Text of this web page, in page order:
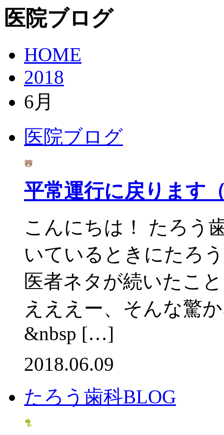
医院ブログ
HOME
2018
6月
医院ブログ
平常運行に戻ります
こんにちは！ たろう
いているときにたろ
医者ネタが続いたこ
えええー、そんな驚
&nbsp […]
2018.06.09
たろう歯科BLOG